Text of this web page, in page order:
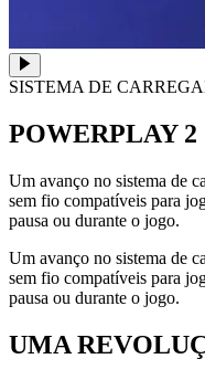
SISTEMA DE
POWERPLAY 2
Um avanço no sistema de
sem fio compatíveis para
pausa ou durante o jogo.
Um avanço no sistema de
sem fio compatíveis para
pausa ou durante o jogo.
UMA